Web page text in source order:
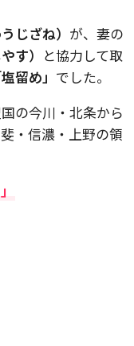
じざね） が、妻の
す） と協力して取
塩留め」 でした。
の今川・北条から
・信濃・上野の領